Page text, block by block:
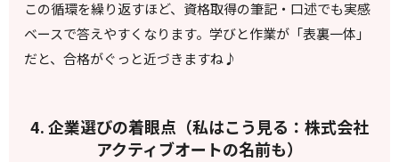
この循環を繰り返すほど、資格取得の筆記・口述でも実感
ベースで答えやすくなります。学びと作業が「表裏一体」
だと、合格がぐっと近づきますね♪
4. 企業選びの着眼点（私はこう見る：株式会社
アクティブオートの名前も）